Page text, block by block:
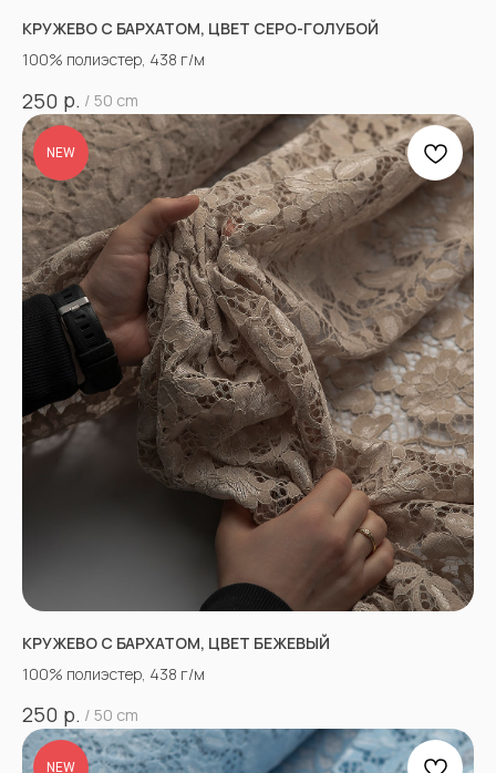
КРУЖЕВО С БАРХАТОМ, ЦВЕТ СЕРО-ГОЛУБОЙ
100% полиэстер, 438 г/м
250 р. / 50 cm
NEW
КРУЖЕВО С БАРХАТОМ, ЦВЕТ БЕЖЕВЫЙ
100% полиэстер, 438 г/м
250 р. / 50 cm
NEW